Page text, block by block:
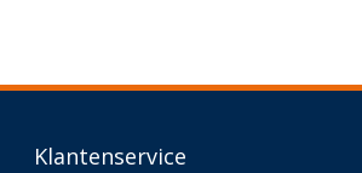
Klantenservice